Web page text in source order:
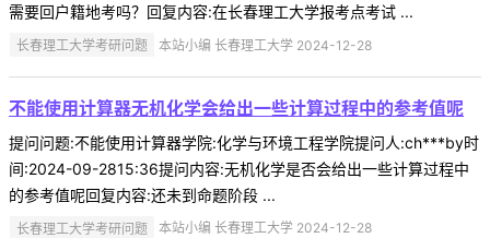
需要回户籍地考吗？回复内容:在长春理工大学报考点考试 ...
长春理工大学考研问题 本站小编 长春理工大学 2024-12-28
不能使用计算器无机化学会给出一些计算过程中的参考值呢
提问问题:不能使用计算器学院:化学与环境工程学院提问人:ch***by时
间:2024-09-2815:36提问内容:无机化学是否会给出一些计算过程中
的参考值呢回复内容:还未到命题阶段 ...
长春理工大学考研问题 本站小编 长春理工大学 2024-12-28